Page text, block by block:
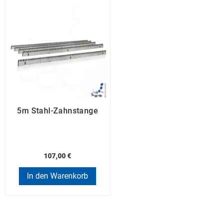
5m Stahl-Zahnstange
107,00 €
In den Warenkorb